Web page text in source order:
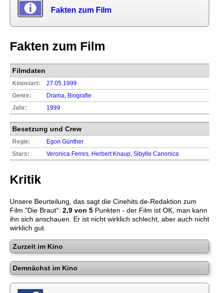
Fakten zum Film
Fakten zum Film
Filmdaten
Kinostart:
27.05.1999
Genre:
Drama Biografie
Jahr:
1999
Besetzung und Crew
Regie:
Egon Günther
Stars:
Veronica Ferres Herbert Knaup Sibylle Canonica
Kritik
Unsere Beurteilung, das sagt die Cinehits.de-Redaktion zum
Film "Die Braut": 2,9 von 5 Punkten - der Film ist OK, man kann
ihn sich anschauen. Er ist nicht wirklich schlecht, aber auch nicht
wirklich gut.
Zurzeit im Kino
Demnächst im Kino